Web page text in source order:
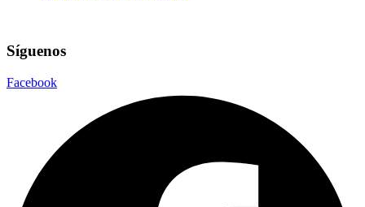
Síguenos
Facebook